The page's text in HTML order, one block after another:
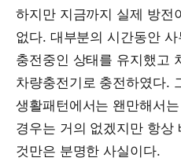
하지만 지금까지 실제 방전
없다. 대부분의 시간동안
충전중인 상태를 유지했고
차량충전기로 충전하였다.
생활패턴에서는 왠만해서
경우는 거의 없겠지만 항상
것만은 분명한 사실이다.